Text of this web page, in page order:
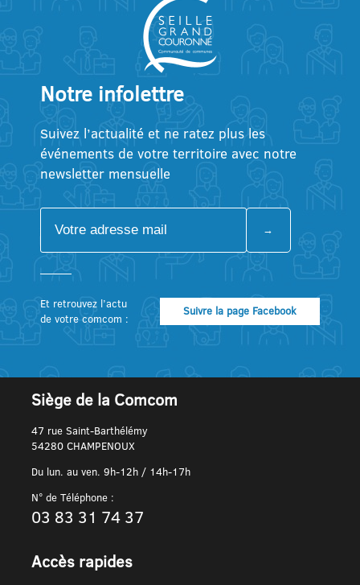
Notre infolettre
Suivez l’actualité et ne ratez plus les
événements de votre territoire avec notre
newsletter mensuelle
Et retrouvez l’actu
de votre comcom :
Suivre la page Facebook
Siège de la Comcom
47 rue Saint-Barthélémy
54280 CHAMPENOUX
Du lun. au ven. 9h-12h / 14h-17h
N° de Téléphone :
03 83 31 74 37
Accès rapides